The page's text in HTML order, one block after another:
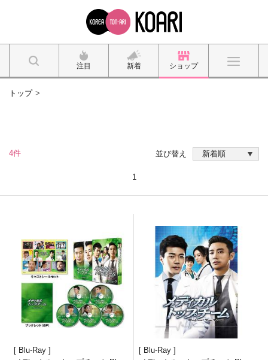
注目 新着 ショップ
トップ
4件
1
並び替え
Blu-Ray
Blu-Ray